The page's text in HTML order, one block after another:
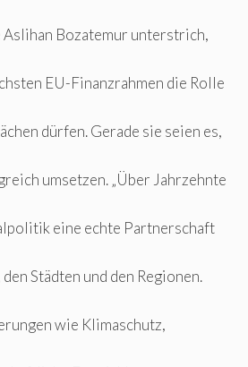
Aslihan Bozatemur unterstrich,
EU-Finanzrahmen die Rolle
dürfen. Gerade sie seien es,
umsetzen. „Über Jahrzehnte
eine echte Partnerschaft
Städten und den Regionen.
wie Klimaschutz,